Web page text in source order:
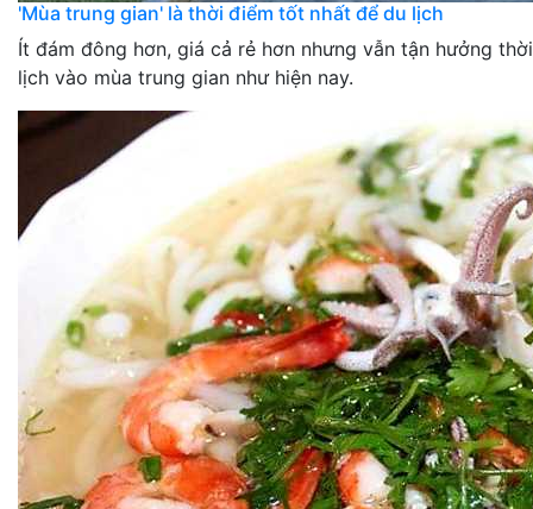
'Mùa trung gian' là thời điểm tốt nhất để du lịch
Ít đám đông hơn, giá cả rẻ hơn nhưng vẫn tận hưởng
lịch vào mùa trung gian như hiện nay.